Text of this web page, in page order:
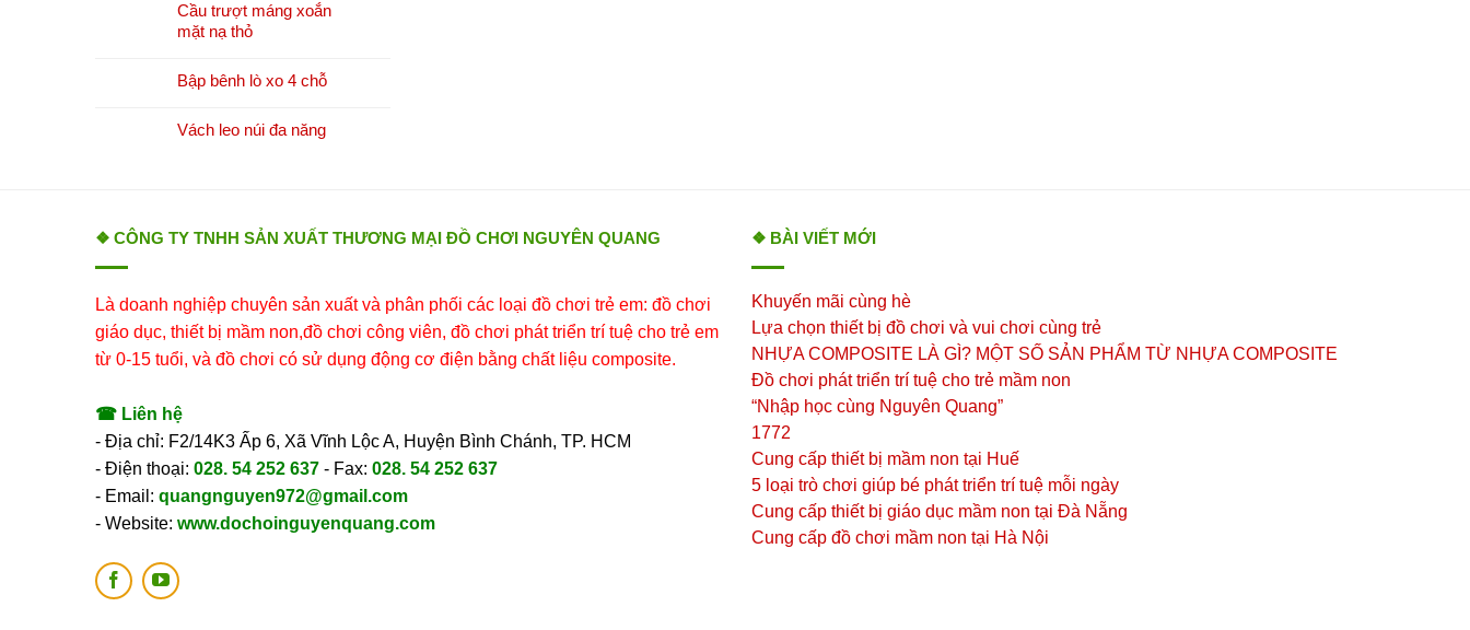
Cầu trượt máng xoắn
mặt nạ thỏ
Bập bênh lò xo 4 chỗ
Vách leo núi đa năng
❖ CÔNG TY TNHH SẢN XUẤT THƯƠNG MẠI ĐỒ CHƠI NGUYÊN QUANG
Là doanh nghiệp chuyên sản xuất và phân phối các loại đồ chơi trẻ em: đồ chơi
giáo dục, thiết bị mầm non,đồ chơi công viên, đồ chơi phát triển trí tuệ cho trẻ em
từ 0-15 tuổi, và đồ chơi có sử dụng động cơ điện bằng chất liệu composite.
☎ Liên hệ
- Địa chỉ: F2/14K3 Ấp 6, Xã Vĩnh Lộc A, Huyện Bình Chánh, TP. HCM
- Điện thoại: 028. 54 252 637 - Fax: 028. 54 252 637
- Email: quangnguyen972@gmail.com
- Website: www.dochoinguyenquang.com
❖ BÀI VIẾT MỚI
Khuyến mãi cùng hè
Lựa chọn thiết bị đồ chơi và vui chơi cùng trẻ
NHỰA COMPOSITE LÀ GÌ? MỘT SỐ SẢN PHẨM TỪ NHỰA COMPOSITE
Đồ chơi phát triển trí tuệ cho trẻ mầm non
“Nhập học cùng Nguyên Quang”
1772
Cung cấp thiết bị mầm non tại Huế
5 loại trò chơi giúp bé phát triển trí tuệ mỗi ngày
Cung cấp thiết bị giáo dục mầm non tại Đà Nẵng
Cung cấp đồ chơi mầm non tại Hà Nội